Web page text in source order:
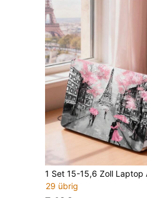
29 übrig